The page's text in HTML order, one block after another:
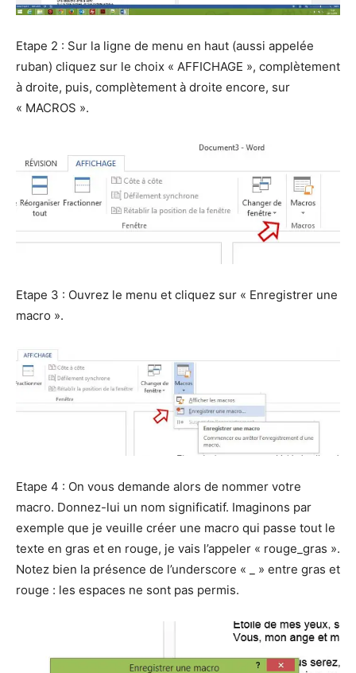
Etape 2 : Sur la ligne de menu en haut (aussi appelée
ruban) cliquez sur le choix « AFFICHAGE », complètement
à droite, puis, complètement à droite encore, sur
« MACROS ».
Etape 3 : Ouvrez le menu et cliquez sur « Enregistrer une
macro ».
Etape 4 : On vous demande alors de nommer votre
macro. Donnez-lui un nom significatif. Imaginons par
exemple que je veuille créer une macro qui passe tout le
texte en gras et en rouge, je vais l’appeler « rouge_gras ».
Notez bien la présence de l’underscore « _ » entre gras et
rouge : les espaces ne sont pas permis.